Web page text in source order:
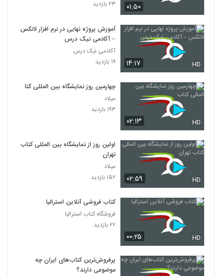
۰۱:۵۰
۲۳ بازدید
۱۴:۱۷ HD
آموزش پروژه نهایی در نرم افزار لاتکس
– آکادمی نیک درس
آکادمی نیک درس
۱۹ بازدید
۰۲:۱۳ HD
چهارمین روز نمایشگاه بین المللی کتاب
میلاد
۱۹۳ بازدید
۰۲:۵۹ HD
اولین روز از نمایشگاه بین المللی کتاب
تهران
میلاد
۱۵۲ بازدید
۰۰:۲۵ HD
کتاب فروشی آنلاین استرالیا
فروشگاه کتاب استرالیا
۲۲ بازدید
پرفروش‌ترین کتاب‌های ایران چه
موضوعی دارند؟